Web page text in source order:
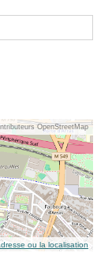
OpenStreetMap
ou la localisation